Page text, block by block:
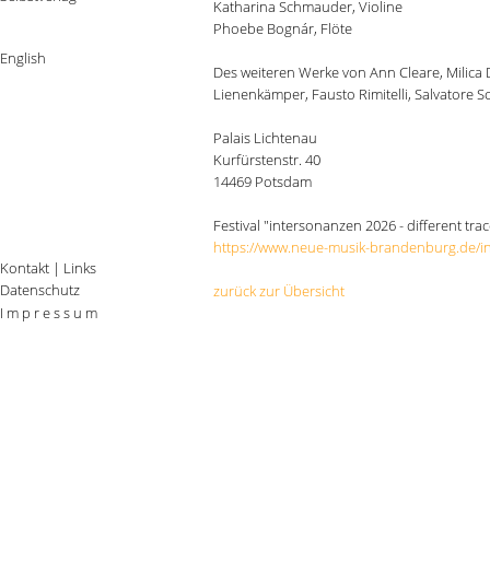
English
Katharina Schmauder, Violine
Phoebe Bognár, Flöte
Des weiteren Werke von Ann Cleare,
Lienenkämper, Fausto Rimitelli, Salvatore
Palais Lichtenau
Kurfürstenstr. 40
14469 Potsdam
Festival "intersonanzen 2026 - different
https://www.neue-musik-brandenburg.de/
zurück zur Übersicht
Kontakt | Links
Datenschutz
I m p r e s s u m